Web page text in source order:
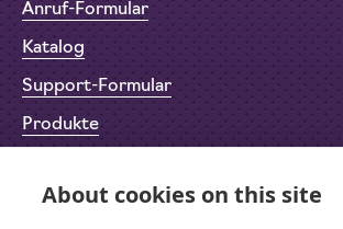
Anruf-Formular
Katalog
Support-Formular
Produkte
Datenschutz
About cookies on this site